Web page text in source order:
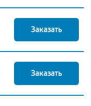
Заказать
Заказать